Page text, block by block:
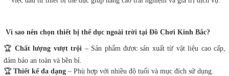
Vì sao nên chọn thiết bị thể dục ngoài trời tại Đồ Chơi Kinh Bắc?
🏆 Chất lượng vượt trội – Sản phẩm được sản xuất từ vật liệu cao cấp,
đảm bảo an toàn và bền bỉ.
🏆 Thiết kế đa dạng – Phù hợp với nhiều độ tuổi và mục đích sử dụng.